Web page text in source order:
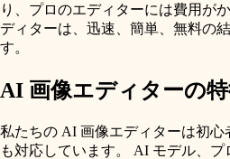
り、プロのエディターには費用が
ディターは、迅速、簡単、無料の
す。
AI 画像エディターの
私たちの AI 画像エディターは初心
も対応しています。 AI モデル、